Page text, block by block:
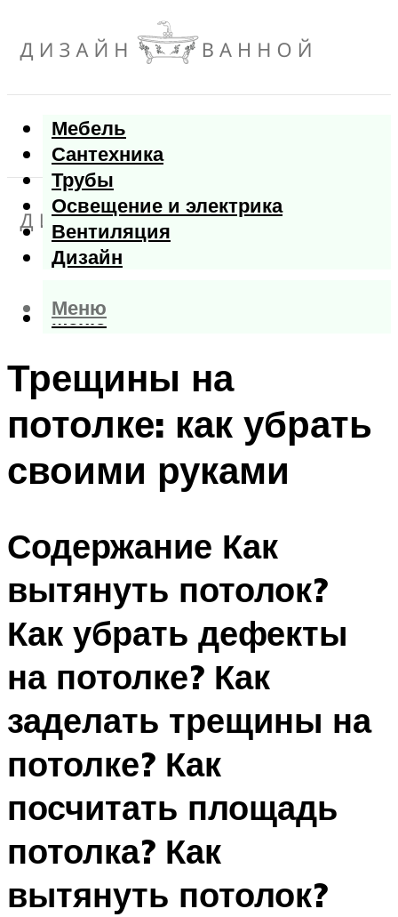
Мебель
Сантехника
Трубы
Освещение и электрика
Вентиляция
Дизайн
Меню
Меню
Трещины на
потолке: как убрать
своими руками
Содержание Как
вытянуть потолок?
Как убрать дефекты
на потолке? Как
заделать трещины на
потолке? Как
посчитать площадь
потолка? Как
вытянуть потолок?